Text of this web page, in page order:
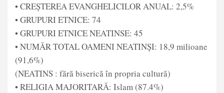
• CREȘTEREA EVANGHELICILOR ANUAL: 2,5%
• GRUPURI ETNICE: 74
• GRUPURI ETNICE NEATINSE: 45
• NUMĂR TOTAL OAMENI NEATINȘI: 18,9 milioane
(91,6%)
(NEATINS : fără biserică în propria cultură)
• RELIGIA MAJORITARĂ: Islam (87.4%)